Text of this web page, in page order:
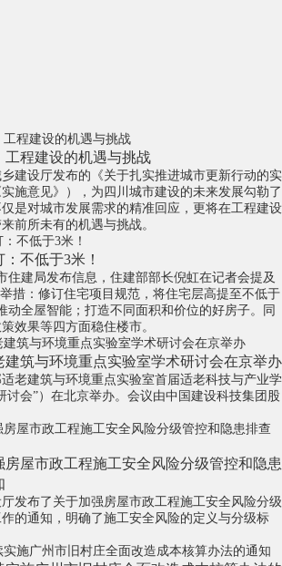
工程建设的机遇与挑战
建设厅发布的《关于扎实推进城市更新行动的实
施意见》），为四川城市建设的未来发展勾勒了
是对城市发展需求的精准回应，更将在工程建设
前所未有的机遇与挑战。
不低于3米！
住建局发布信息，住建部部长倪虹在记者会提及
措：修订住宅项目规范，将住宅层高提至不低于
动全屋智能；打造不同面积和价位的好房子。同
效果等四方面稳住楼市。
筑与环境重点实验室学术研讨会在京举办
老建筑与环境重点实验室首届适老科技与产业学
讨会”）在北京举办。会议由中国建设科技集团股
屋市政工程施工安全风险分级管控和隐患
发布了关于加强房屋市政工程施工安全风险分级
的通知，明确了施工安全风险的定义与分级标